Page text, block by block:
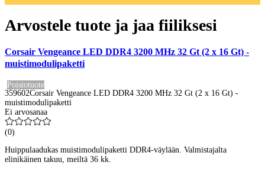
Arvostele tuote ja jaa fiiliksesi
Corsair Vengeance LED DDR4 3200 MHz 32 Gt (2 x 16 Gt) -
muistimodulipaketti
Poistotuote
359602Corsair Vengeance LED DDR4 3200 MHz 32 Gt (2 x 16 Gt) -
muistimodulipaketti
Ei arvosanaa
(0)
Huippulaadukas muistimodulipaketti DDR4-väylään. Valmistajalta
elinikäinen takuu, meiltä 36 kk.